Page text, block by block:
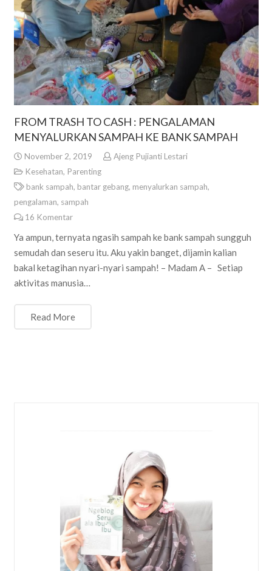
FROM TRASH TO CASH : PENGALAMAN
MENYALURKAN SAMPAH KE BANK SAMPAH
November 2, 2019
Ajeng Pujianti Lestari
Kesehatan, Parenting
bank sampah, bantar gebang, menyalurkan sampah,
pengalaman, sampah
16 Komentar
Ya ampun, ternyata ngasih sampah ke bank sampah sungguh
semudah dan seseru itu. Aku yakin banget, dijamin kalian
bakal ketagihan nyari-nyari sampah! – Madam A – Setiap
aktivitas manusia…
Read More